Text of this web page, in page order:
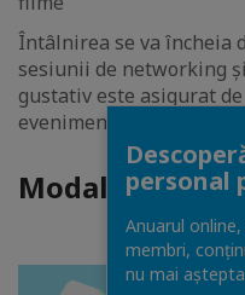
Întâlnirea se va încheia
sesiunii de networking
gustativ este asigurat
evenimentului.
Modalități de
personal
Anuarul
membri,
nu mai